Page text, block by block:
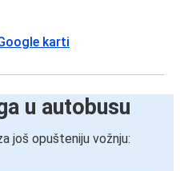
karti
u autobusu
još opušteniju vožnju: